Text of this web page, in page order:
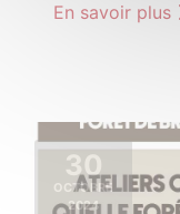
En savoir plus
30
OCTOBRE
2024